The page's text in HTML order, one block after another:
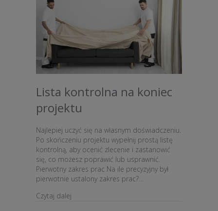
Lista kontrolna na koniec
projektu
Najlepiej uczyć się na własnym doświadczeniu.
Po skończeniu projektu wypełnij prostą listę
kontrolną, aby ocenić zlecenie i zastanowić
się, co możesz poprawić lub usprawnić.
Pierwotny zakres prac Na ile precyzyjny był
pierwotnie ustalony zakres prac?…
Czytaj dalej